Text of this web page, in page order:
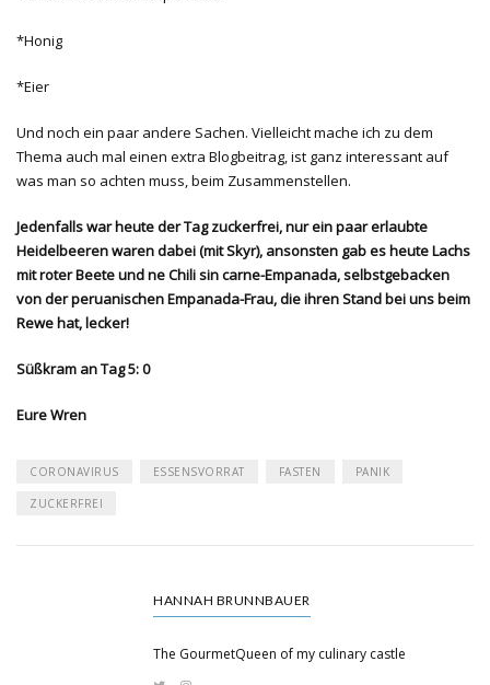
*Honig
*Eier
Und noch ein paar andere Sachen. Vielleicht mache ich zu dem
Thema auch mal einen extra Blogbeitrag, ist ganz interessant auf
was man so achten muss, beim Zusammenstellen.
Jedenfalls war heute der Tag zuckerfrei, nur ein paar erlaubte
Heidelbeeren waren dabei (mit Skyr), ansonsten gab es heute Lachs
mit roter Beete und ne Chili sin carne-Empanada, selbstgebacken
von der peruanischen Empanada-Frau, die ihren Stand bei uns beim
Rewe hat, lecker!
Süßkram an Tag 5: 0
Eure Wren
CORONAVIRUS ESSENSVORRAT FASTEN PANIK
ZUCKERFREI
HANNAH BRUNNBAUER
The GourmetQueen of my culinary castle